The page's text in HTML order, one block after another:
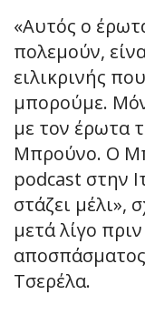
«Αυτός ο
πολεμούν,
ειλικρινής
μπορούμε.
με τον έρωτα
Μπρούνο. Ο
podcast στην
στάζει μέλι»,
μετά λίγο
Τσερέλα.